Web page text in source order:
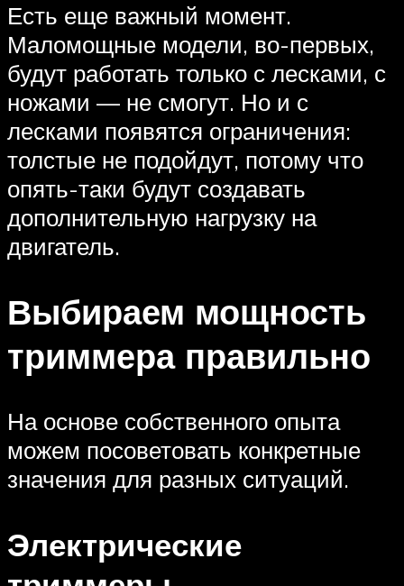
Есть еще важный момент.
Маломощные модели, во-первых,
будут работать только с лесками, с
ножами — не смогут. Но и с
лесками появятся ограничения:
толстые не подойдут, потому что
опять-таки будут создавать
дополнительную нагрузку на
двигатель.
Выбираем мощность
триммера правильно
На основе собственного опыта
можем посоветовать конкретные
значения для разных ситуаций.
Электрические